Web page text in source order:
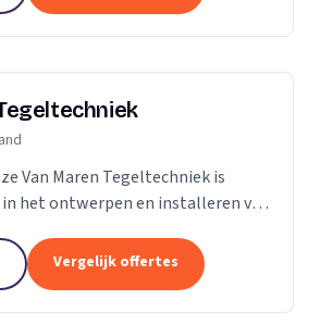
Van Maren Tegeltechniek is
het ontwerpen en installeren van
prijs. Bij ons treft u een...
Vergelijk offertes